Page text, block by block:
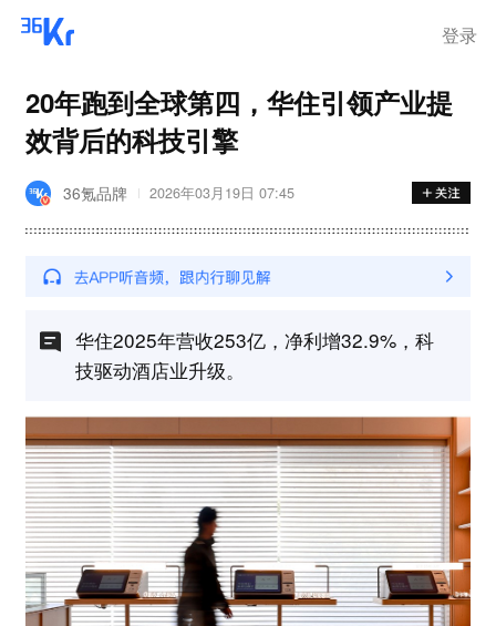
登录
20年跑到全球第四，华住引领产业提
效背后的科技引擎
36氪品牌 2026年03月19日 07:45
华住2025年营收253亿，净利增32.9%，科
技驱动酒店业升级。